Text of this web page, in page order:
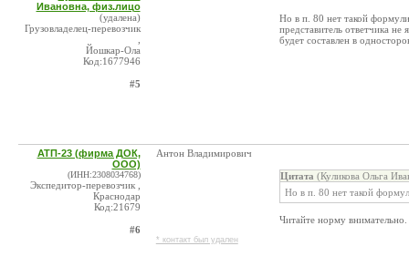
Ивановна, физ.лицо
(удалена)
Грузовладелец-перевозчик
Йошкар-Ола
Код:1677946
#5
Но в п. 80 нет такой
представитель ответчика не
будет составлен в
АТП-23 (фирма ДОК,
ООО)
(ИНН:2308034768)
Экспедитор-перевозчик ,
Краснодар
Код:21679
#6
Антон Владимирович
* контакт был удален
Цитата (Куликова Ольга
Но в п. 80 нет такой
Читайте норму